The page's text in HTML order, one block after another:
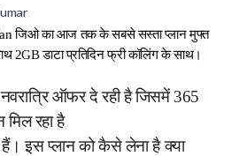
जिओ का आज तक के सबसे सस्ता प्लान मुफ्त
2GB डाटा प्रतिदिन फ्री कॉलिंग के साथ।
ऑफर दे रही है जिसमें 365
मिल रहा है
इस प्लान को कैसे लेना है क्या